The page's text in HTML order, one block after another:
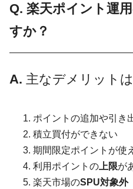
Q. 楽天ポイント運
すか？
A. 主なデメリット
ポイントの追加や引き
積立買付ができない
期間限定ポイントが使
利用ポイントの 上限が
楽天市場のSPU対象外